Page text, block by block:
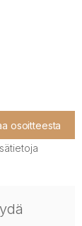
osoitteesta